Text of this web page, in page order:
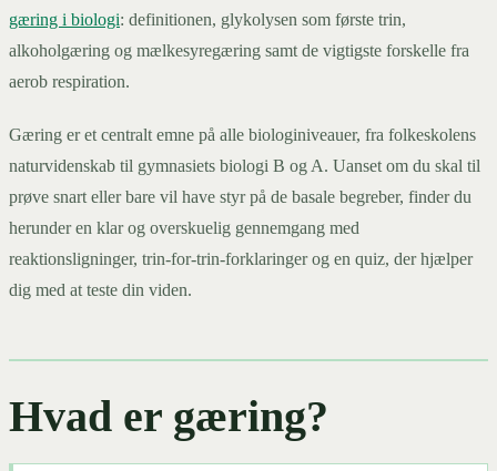
gæring i biologi: definitionen, glykolysen som første trin,
alkoholgæring og mælkesyregæring samt de vigtigste forskelle fra
aerob respiration.
Gæring er et centralt emne på alle biologiniveauer, fra folkeskolens
naturvidenskab til gymnasiets biologi B og A. Uanset om du skal til
prøve snart eller bare vil have styr på de basale begreber, finder du
herunder en klar og overskuelig gennemgang med
reaktionsligninger, trin-for-trin-forklaringer og en quiz, der hjælper
dig med at teste din viden.
Hvad er gæring?